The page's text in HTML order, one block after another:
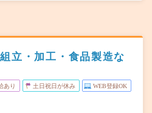
立・加工・食品製造な
あり 土日祝日が休み WEB登録OK